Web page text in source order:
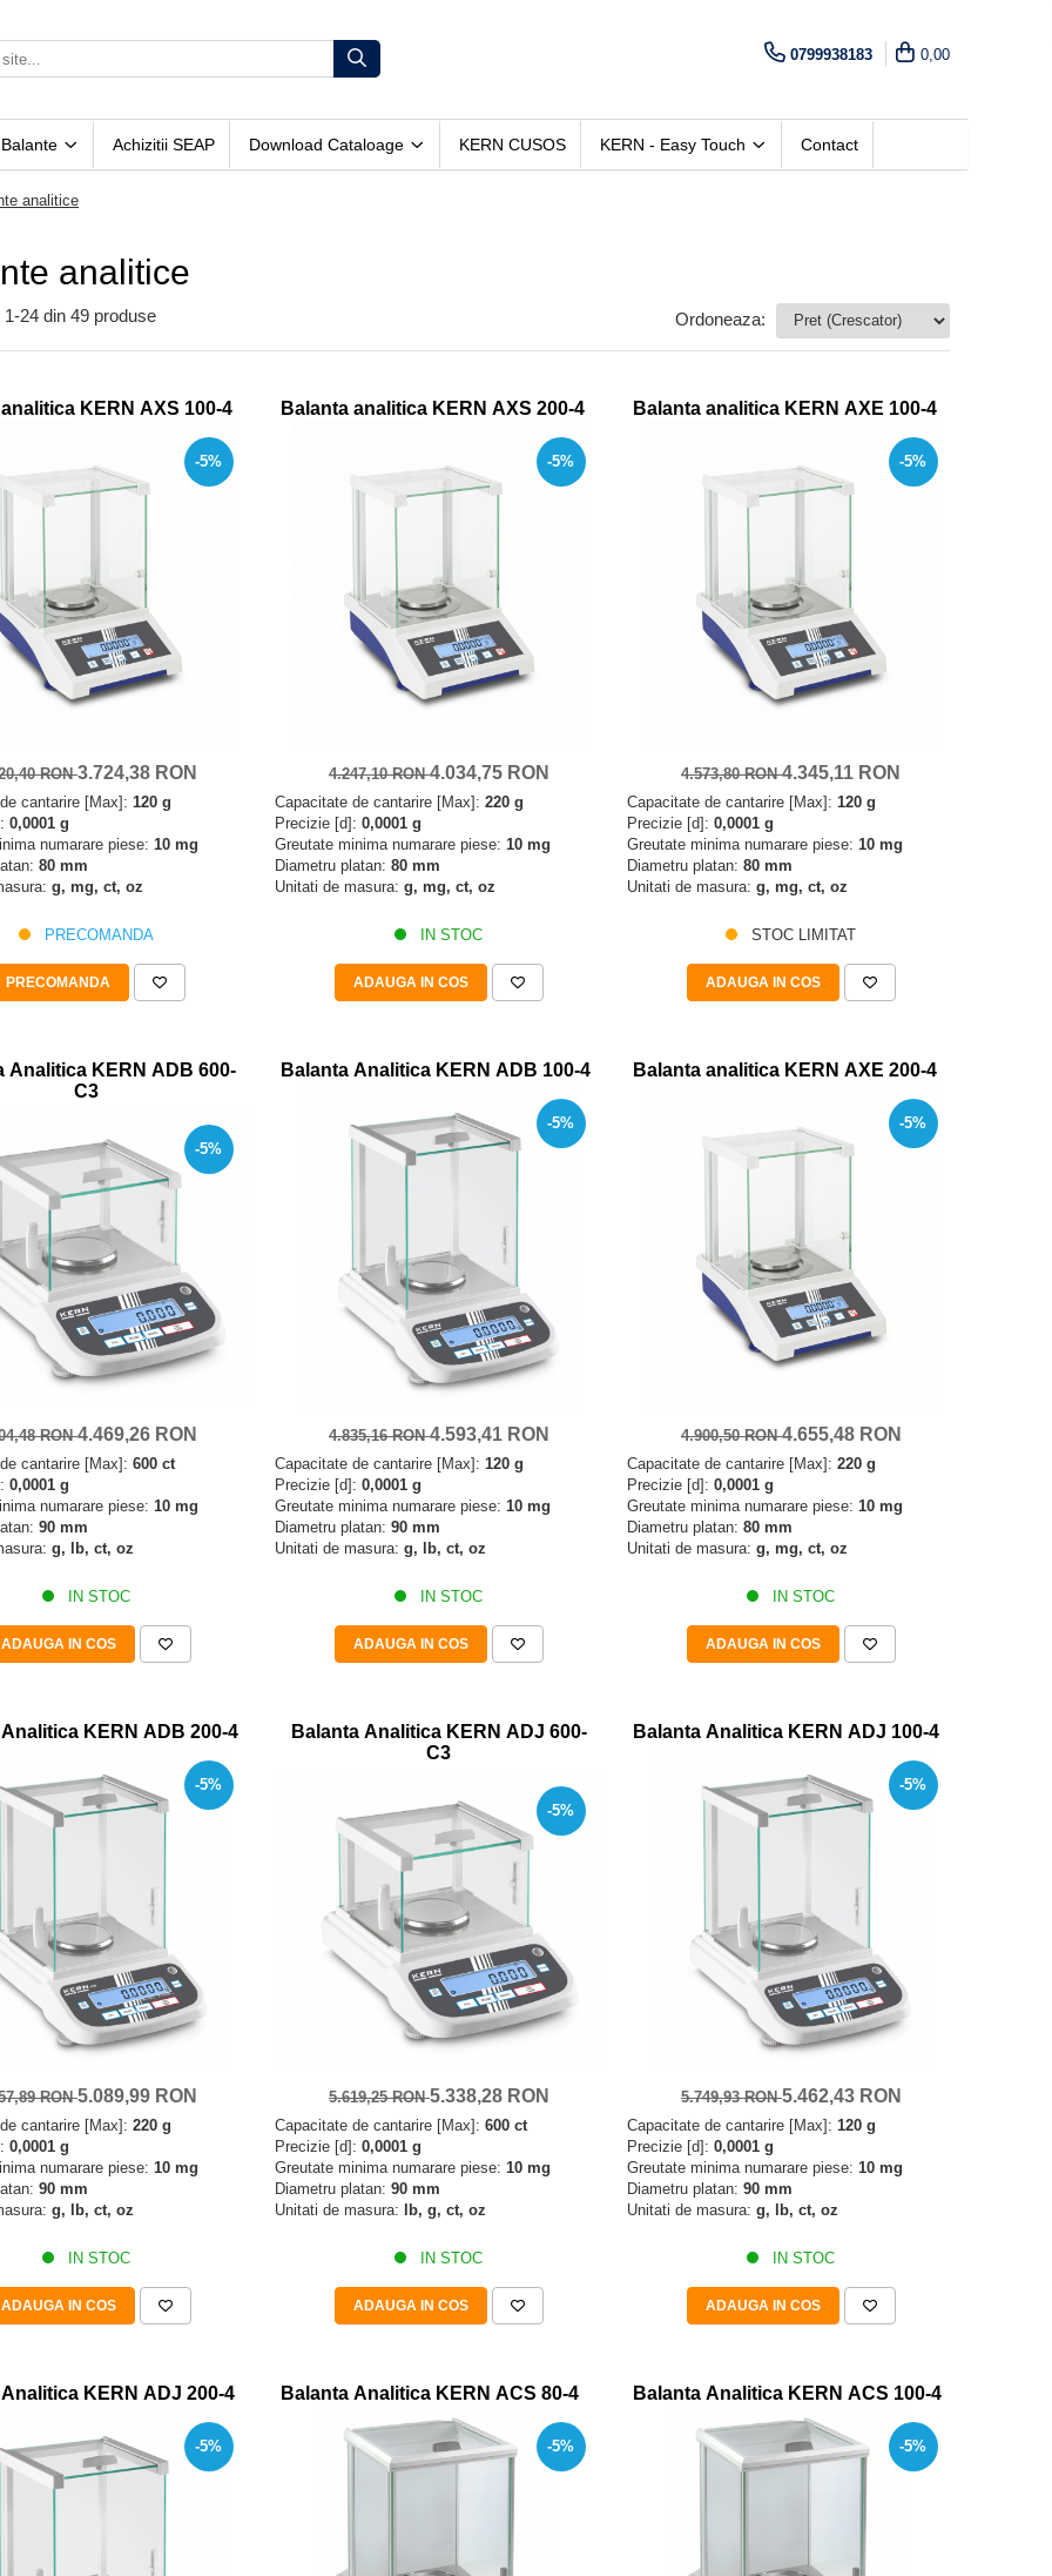
0799938183 0,00
Achizitii SEAP Download Cataloage KERN CUSOS KERN - Easy Touch Contact
analitice
analitice
1-24 din 49 produse Ordoneaza:
KERN AXS 100-4
-5%
RON3.724,38 RON
cantarire [Max]: 120 g
0,0001 g
numarare piese: 10 mg
80 mm
g, mg, ct, oz
PRECOMANDA
PRECOMANDA
Balanta analitica KERN AXS 200-4
-5%
4.247,10 RON4.034,75 RON
Capacitate de cantarire [Max]: 220 g
Precizie [d]: 0,0001 g
Greutate minima numarare piese: 10 mg
Diametru platan: 80 mm
Unitati de masura: g, mg, ct, oz
IN STOC
ADAUGA IN COS
Balanta analitica KERN AXE 100-4
-5%
4.573,80 RON4.345,11 RON
Capacitate de cantarire [Max]: 120 g
Precizie [d]: 0,0001 g
Greutate minima numarare piese: 10 mg
Diametru platan: 80 mm
Unitati de masura: g, mg, ct, oz
STOC LIMITAT
ADAUGA IN COS
Analitica KERN ADB 600-
C3
-5%
RON4.469,26 RON
cantarire [Max]: 600 ct
0,0001 g
numarare piese: 10 mg
90 mm
g, lb, ct, oz
IN STOC
ADAUGA IN COS
Balanta Analitica KERN ADB 100-4
-5%
4.835,16 RON4.593,41 RON
Capacitate de cantarire [Max]: 120 g
Precizie [d]: 0,0001 g
Greutate minima numarare piese: 10 mg
Diametru platan: 90 mm
Unitati de masura: g, lb, ct, oz
IN STOC
ADAUGA IN COS
Balanta analitica KERN AXE 200-4
-5%
4.900,50 RON4.655,48 RON
Capacitate de cantarire [Max]: 220 g
Precizie [d]: 0,0001 g
Greutate minima numarare piese: 10 mg
Diametru platan: 80 mm
Unitati de masura: g, mg, ct, oz
IN STOC
ADAUGA IN COS
KERN ADB 200-4
-5%
RON5.089,99 RON
cantarire [Max]: 220 g
0,0001 g
numarare piese: 10 mg
90 mm
g, lb, ct, oz
IN STOC
ADAUGA IN COS
Balanta Analitica KERN ADJ 600-
C3
-5%
5.619,25 RON5.338,28 RON
Capacitate de cantarire [Max]: 600 ct
Precizie [d]: 0,0001 g
Greutate minima numarare piese: 10 mg
Diametru platan: 90 mm
Unitati de masura: lb, g, ct, oz
IN STOC
ADAUGA IN COS
Balanta Analitica KERN ADJ 100-4
-5%
5.749,93 RON5.462,43 RON
Capacitate de cantarire [Max]: 120 g
Precizie [d]: 0,0001 g
Greutate minima numarare piese: 10 mg
Diametru platan: 90 mm
Unitati de masura: g, lb, ct, oz
IN STOC
ADAUGA IN COS
KERN ADJ 200-4
-5%
Balanta Analitica KERN ACS 80-4
-5%
Balanta Analitica KERN ACS 100-4
-5%